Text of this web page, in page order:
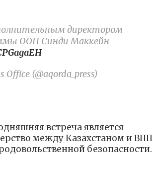
директором
ООН Синди Маккейн
(@aqorda_press)
встреча является
между Казахстаном и ВПП
безопасности.